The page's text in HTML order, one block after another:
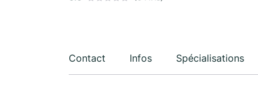
Contact Infos Spécialisations